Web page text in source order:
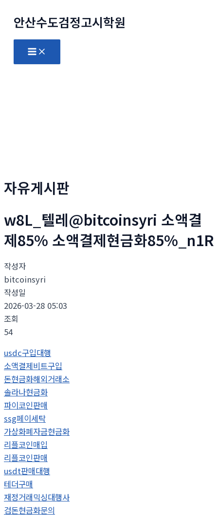
안산수도검정고시학원
Main
Menu
자유게시판
w8L_텔레@bitcoinsyri 소액결
제85% 소액결제현금화85%_n1R
작성자
bitcoinsyri
작성일
2026-03-28 05:03
조회
54
usdc구입대행
소액결제비트구입
돈현금화해외거래소
솔라나현금화
파이코인판매
ssg페이세탁
가상화폐자금현금화
리플코인매입
리플코인판매
usdt판매대행
테더구매
재정거래믹싱대행사
검돈현금화문의